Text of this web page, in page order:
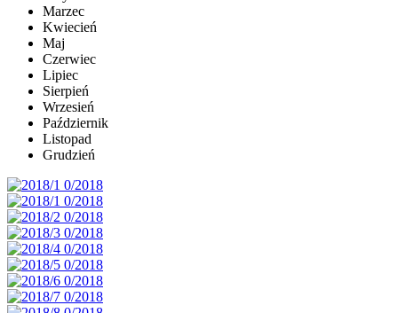
Marzec
Kwiecień
Maj
Czerwiec
Lipiec
Sierpień
Wrzesień
Październik
Listopad
Grudzień